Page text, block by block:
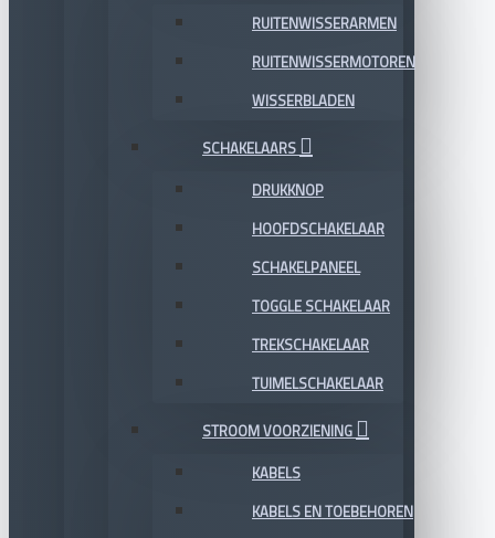
RUITENWISSERARMEN
RUITENWISSERMOTOREN
WISSERBLADEN
SCHAKELAARS
DRUKKNOP
HOOFDSCHAKELAAR
SCHAKELPANEEL
TOGGLE SCHAKELAAR
TREKSCHAKELAAR
TUIMELSCHAKELAAR
STROOM VOORZIENING
KABELS
KABELS EN TOEBEHOREN